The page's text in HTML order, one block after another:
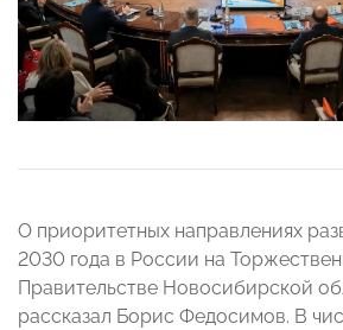
О приоритетных направлениях
2030 года в России на
Правительстве Новосибирской
рассказал Борис Федосимов. В